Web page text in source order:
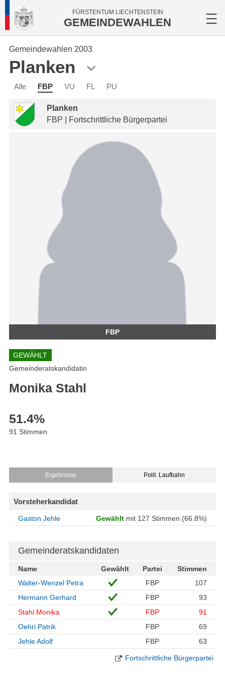
FÜRSTENTUM LIECHTENSTEIN
GEMEINDEWAHLEN
Gemeindewahlen 2003
Planken
Alle FBP VU FL PU
Planken
FBP | Fortschrittliche Bürgerpartei
FBP
GEWÄHLT
Gemeinderatskandidatin
Monika Stahl
51.4%
91 Stimmen
Ergebnisse Polit. Laufbahn
Vorsteherkandidat
Gaston Jehle Gewählt mit 127 Stimmen (66.8%)
Gemeinderatskandidaten
Name Gewählt Partei
Stimmen
Walter-Wenzel Petra
FBP
107
Hermann Gerhard
FBP
93
Stahl Monika
FBP
91
Oehri Patrik
FBP
69
Jehle Adolf
FBP 63
Fortschrittliche Bürgerpartei